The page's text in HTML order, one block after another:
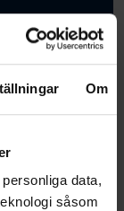
Om
data,
såsom